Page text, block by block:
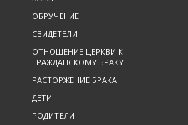
ОБРУЧЕНИЕ
СВИДЕТЕЛИ
ОТНОШЕНИЕ ЦЕРКВИ К
ГРАЖДАНСКОМУ БРАКУ
РАСТОРЖЕНИЕ БРАКА
ДЕТИ
РОДИТЕЛИ